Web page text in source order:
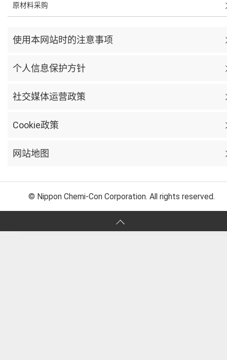
原材料采购
使用本网站时的注意事项
个人信息保护方针
社交媒体运营政策
Cookie政策
网站地图
© Nippon Chemi-Con Corporation. All rights reserved.